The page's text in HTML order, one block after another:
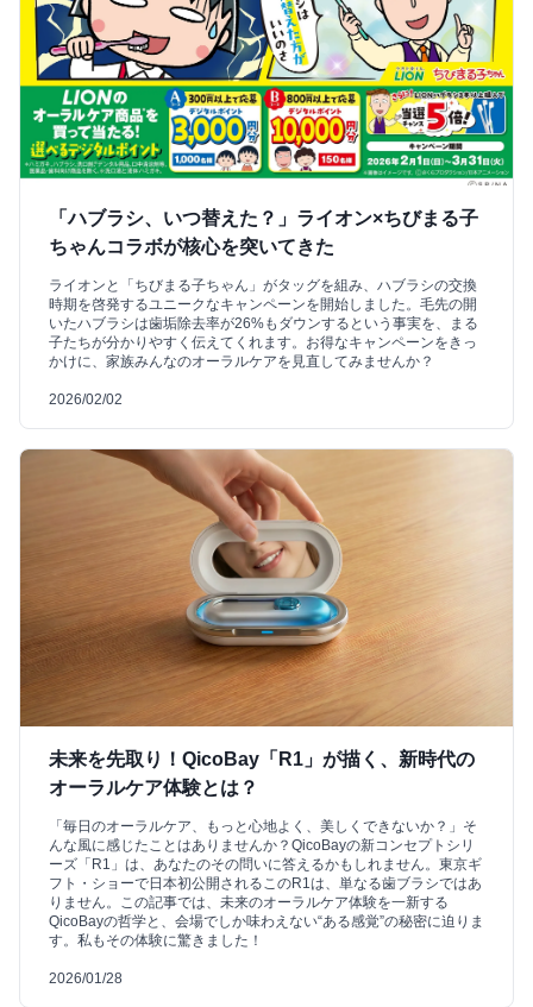
「ハブラシ、いつ替えた？」ライオン×ちびまる子
ちゃんコラボが核心を突いてきた
ライオンと「ちびまる子ちゃん」がタッグを組み、ハブラシの交換
時期を啓発するユニークなキャンペーンを開始しました。毛先の開
いたハブラシは歯垢除去率が26%もダウンするという事実を、まる
子たちが分かりやすく伝えてくれます。お得なキャンペーンをきっ
かけに、家族みんなのオーラルケアを見直してみませんか？
2026/02/02
未来を先取り！QicoBay「R1」が描く、新時代の
オーラルケア体験とは？
「毎日のオーラルケア、もっと心地よく、美しくできないか？」そ
んな風に感じたことはありませんか？QicoBayの新コンセプトシリ
ーズ「R1」は、あなたのその問いに答えるかもしれません。東京ギ
フト・ショーで日本初公開されるこのR1は、単なる歯ブラシではあ
りません。この記事では、未来のオーラルケア体験を一新する
QicoBayの哲学と、会場でしか味わえない“ある感覚”の秘密に迫りま
す。私もその体験に驚きました！
2026/01/28